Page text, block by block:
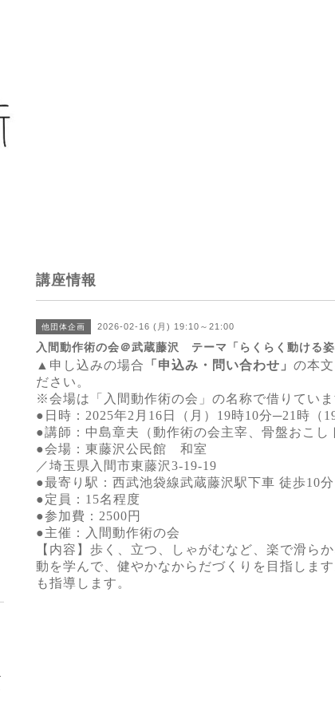
講座情報
他団体企画 2026-02-16 (月) 19:10～21:00
入間動作術の会＠武蔵藤沢 テーマ「らくらく動ける姿
▲申し込みの場合 「申込み・問い合わせ」 の本
ださい。
※会場は「入間動作術の会」の名称で借りていま
●日時：2025年2月16日（月）19時10分─21時（
●講師：中島章夫（動作術の会主宰、骨盤おこし
●会場：東藤沢公民館 和室
／埼玉県入間市東藤沢3-19-19
●最寄り駅：西武池袋線武蔵藤沢駅下車 徒歩10
●定員：15名程度
●参加費：2500円
●主催：入間動作術の会
【内容】歩く、立つ、しゃがむなど、楽で滑ら
動を学んで、健やかなからだづくりを目指しま
も指導します。